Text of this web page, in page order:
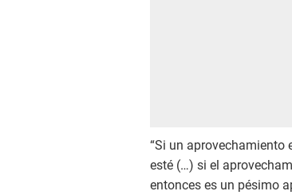
“Si un aprovechamiento
esté (…) si el
entonces es un pésimo